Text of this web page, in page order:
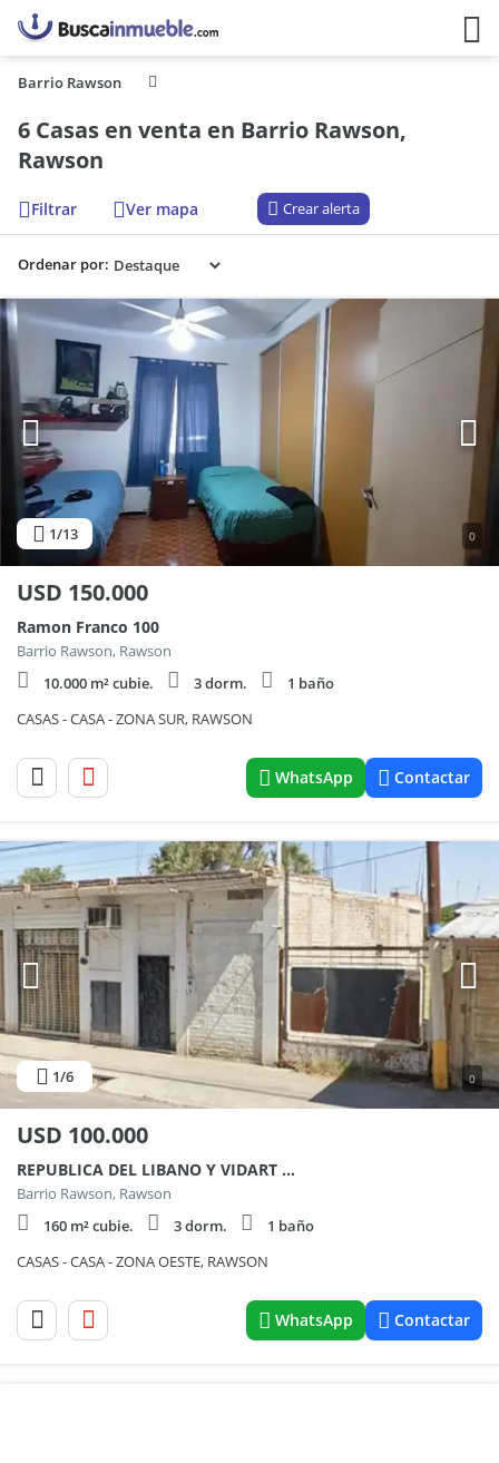
Barrio Rawson
6 Casas en venta en Barrio Rawson,
Rawson
Filtrar Ver mapa Crear alerta
Ordenar por:
1/13 0
USD 150.000
Ramon Franco 100
Barrio Rawson, Rawson
10.000 m² cubie.
3 dorm.
1 baño
CASAS - CASA - ZONA SUR, RAWSON
WhatsApp Contactar
1/6 0
USD 100.000
REPUBLICA DEL LIBANO Y VIDART 1900
Barrio Rawson, Rawson
160 m² cubie.
3 dorm.
1 baño
CASAS - CASA - ZONA OESTE, RAWSON
WhatsApp Contactar